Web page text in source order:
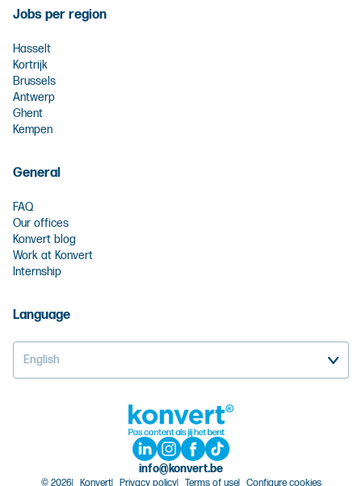
Jobs per region
Hasselt
Kortrijk
Brussels
Antwerp
Ghent
Kempen
General
FAQ
Our offices
Konvert blog
Work at Konvert
Internship
Language
English
info@konvert.be
© 2026 Konvert Privacy policy Terms of use Configure cookies